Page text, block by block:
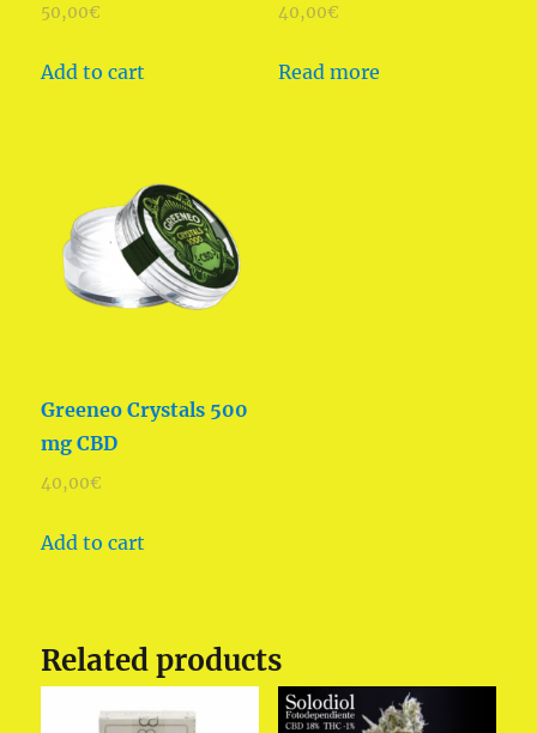
50,00€
Add to cart
40,00€
Read more
Greeneo Crystals 500
mg CBD
40,00€
Add to cart
Related products